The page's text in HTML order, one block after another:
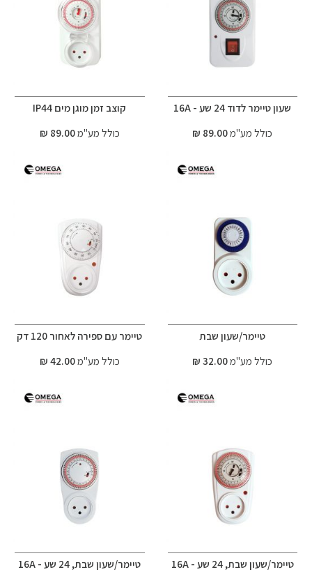
שעון טיימר לדוד 24 שע - 16A
כולל מע"מ89.00 ₪
קוצב זמן מוגן מים IP44
כולל מע"מ89.00 ₪
טיימר/שעון שבת
כולל מע"מ32.00 ₪
טיימר עם ספירה לאחור 120 דק
כולל מע"מ42.00 ₪
טיימר/שעון שבת, 24 שע - 16A טיימר/שעון שבת, 24 שע - 16A